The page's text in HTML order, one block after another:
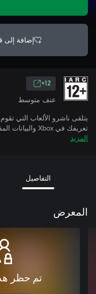
إضافة إلى
12+
عنف متوسط
يتلقى ناشرو الألعاب التي
تعريفك في Xbox والبيانات المقترنة بينما تمارس الألعاب.
المزيد
التفاصيل
المعرض
تم حظر